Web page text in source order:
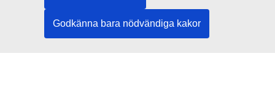
Godkänna bara nödvändiga kakor
Hitta oss i sociala medier